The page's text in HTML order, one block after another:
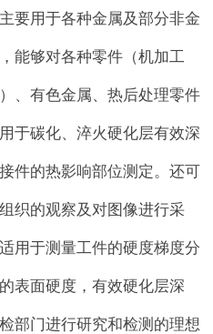
要用于各种金属及部分非金
能够对各种零件（机加工
、有色金属、热后处理零件
于碳化、淬火硬化层有效深
件的热影响部位测定。还可
织的观察及对图像进行采
用于测量工件的硬度梯度分
表面硬度，有效硬化层深
部门进行研究和检测的理想